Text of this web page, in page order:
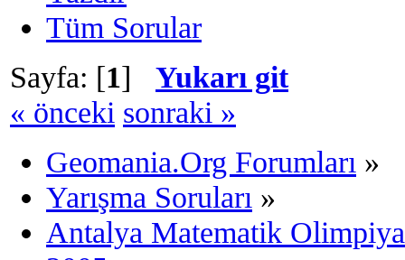
Tüm Sorular
Sayfa: [1] Yukarı git
« önceki sonraki »
Geomania.Org Forumları »
Yarışma Soruları »
Antalya Matematik